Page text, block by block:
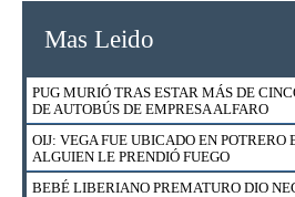
Mas Leido
PUG MURIÓ TRAS ESTAR MÁS DE
DE AUTOBÚS DE EMPRESA ALFARO
OIJ: VEGA FUE UBICADO EN POTRERO
ALGUIEN LE PRENDIÓ FUEGO
BEBÉ LIBERIANO PREMATURO DIO